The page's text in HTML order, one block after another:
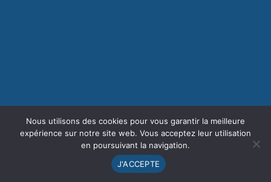
Nous utilisons des cookies pour vous garantir la meilleure
expérience sur notre site web. Vous acceptez leur utilisation
en poursuivant la navigation.
J'ACCEPTE